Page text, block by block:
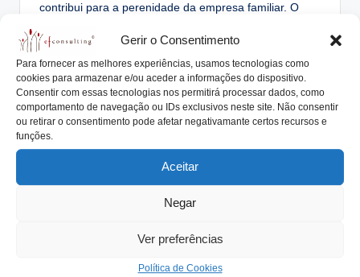
Gerir o Consentimento
Para fornecer as melhores experiências, usamos tecnologias como
cookies para armazenar e/ou aceder a informações do dispositivo.
Consentir com essas tecnologias nos permitirá processar dados, como
comportamento de navegação ou IDs exclusivos neste site. Não consentir
ou retirar o consentimento pode afetar negativamante certos recursos e
funções.
Aceitar
Negar
Ver preferências
Política de Cookies
p
t
contribui para a perenidade da empresa familiar. O
Posted
Artigos
III Fórum das Empresas Familiares –
Maia
Outubro 11, 2019
Famílias Empresárias para a Competitividade da